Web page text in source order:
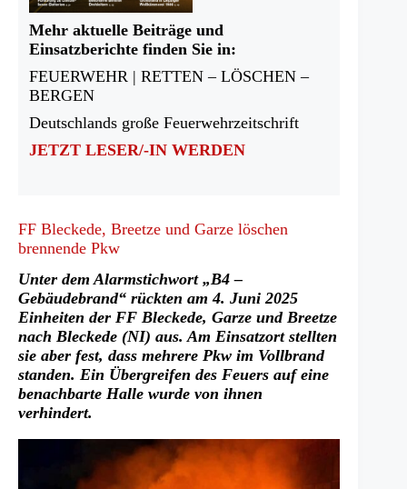
Mehr aktuelle Beiträge und
Einsatzberichte finden Sie in:
FEUERWEHR | RETTEN – LÖSCHEN –
BERGEN
Deutschlands große Feuerwehrzeitschrift
JETZT LESER/-IN WERDEN
FF Bleckede, Breetze und Garze löschen
brennende Pkw
Unter dem Alarmstichwort „B4 –
Gebäudebrand“ rückten am 4. Juni 2025
Einheiten der FF Bleckede, Garze und Breetze
nach Bleckede (NI) aus. Am Einsatzort stellten
sie aber fest, dass mehrere Pkw im Vollbrand
standen. Ein Übergreifen des Feuers auf eine
benachbarte Halle wurde von ihnen
verhindert.